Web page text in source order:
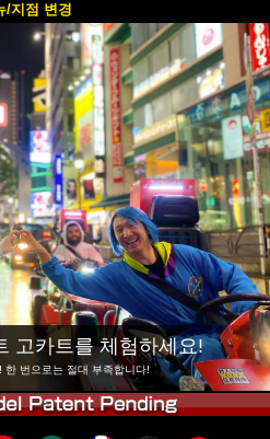
/지점 변경
최상단
사양 가격
객 리뷰 자주 묻는 질문
예약
점 변경
도쿄 아키하바라#1
도쿄 시부야
도쿄 베이
오사카
고카트를 체험하세요!
한 번으로는 절대 부족합니다!